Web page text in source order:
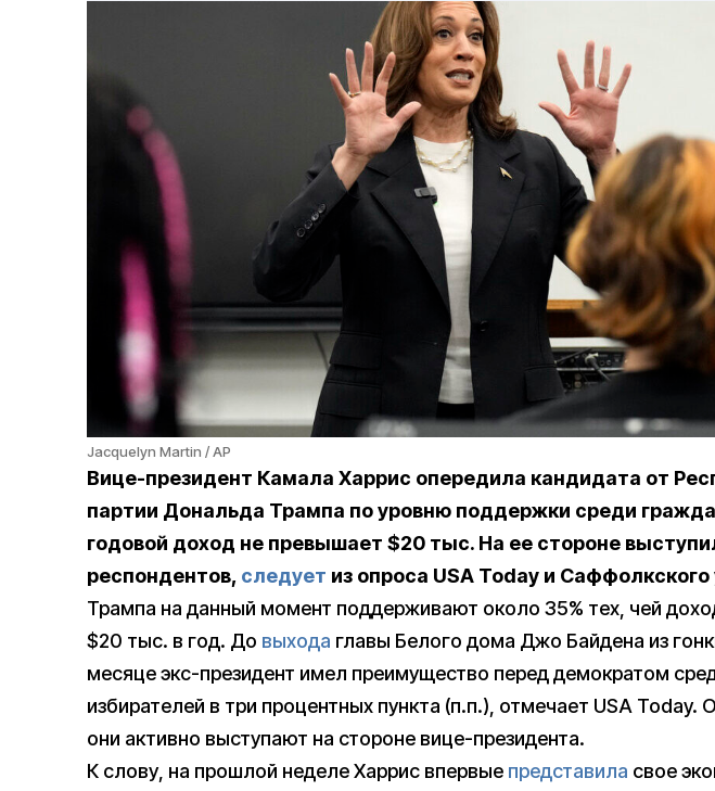
Jacquelyn Martin / AP
Вице-президент Камала Харрис опередила кандидата от
партии Дональда Трампа по уровню поддержки среди
годовой доход не превышает $20 тыс. На ее стороне
респондентов, следует из опроса USA Today и Саффолкского
Трампа на данный момент поддерживают около 35% тех, чей
$20 тыс. в год. До выхода главы Белого дома Джо Байдена из
месяце экс-президент имел преимущество перед демократом
избирателей в три процентных пункта (п.п.), отмечает USA Today.
они активно выступают на стороне вице-президента.
К слову, на прошлой неделе Харрис впервые представила свое